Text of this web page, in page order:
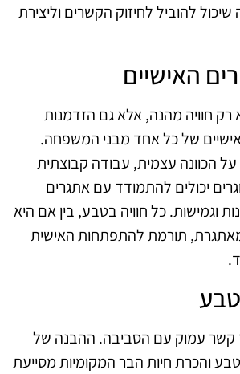
להוביל לחיזוק הקשרים וליצירת
האישיים
חוויה מהנה, אלא גם הזדמנות
של כל אחד מבני המשפחה.
על הכוונה עצמית, עבודה קבוצתית
יכולים להתמודד עם אתגרים
וגמישות. כל חוויה בטבע, בין אם היא
מאתגרת, תורמת להתפתחות האישית
קשר עמוק עם הסביבה. ההבנה של
והכרת חיות הבר המקומיות מסייעת